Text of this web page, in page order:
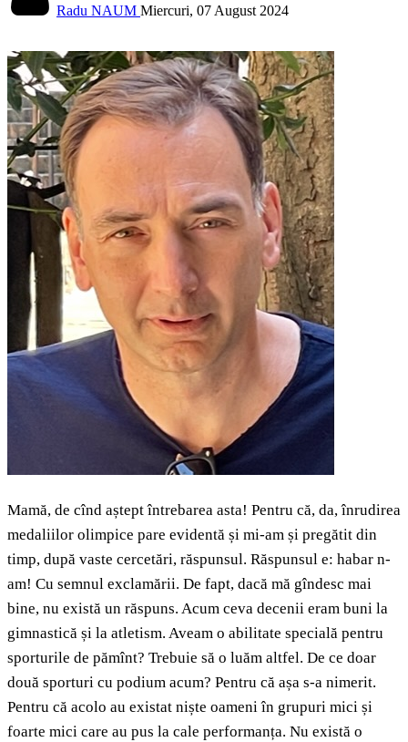
Radu NAUM Miercuri, 07 August 2024
Mamă, de cînd aștept întrebarea asta! Pentru că, da, înrudirea
medaliilor olimpice pare evidentă și mi-am și pregătit din
timp, după vaste cercetări, răspunsul. Răspunsul e: habar n-
am! Cu semnul exclamării. De fapt, dacă mă gîndesc mai
bine, nu există un răspuns. Acum ceva decenii eram buni la
gimnastică și la atletism. Aveam o abilitate specială pentru
sporturile de pămînt? Trebuie să o luăm altfel. De ce doar
două sporturi cu podium acum? Pentru că așa s-a nimerit.
Pentru că acolo au existat niște oameni în grupuri mici și
foarte mici care au pus la cale performanța. Nu există o